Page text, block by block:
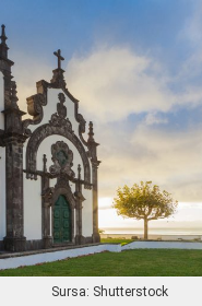
Sursa: Shutterstock